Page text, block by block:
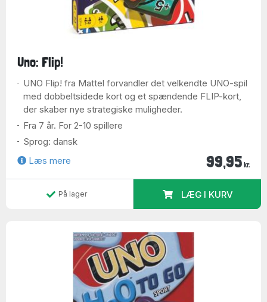
Uno: Flip!
UNO Flip! fra Mattel forvandler det velkendte UNO-spil
med dobbeltsidede kort og et spændende FLIP-kort,
der skaber nye strategiske muligheder.
Fra 7 år. For 2-10 spillere
Sprog: dansk
Læs mere
99,95 kr.
På lager LÆG I KURV